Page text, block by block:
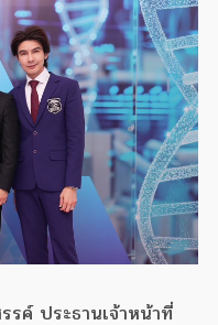
รค์ ประธานเจ้าหน้าที่